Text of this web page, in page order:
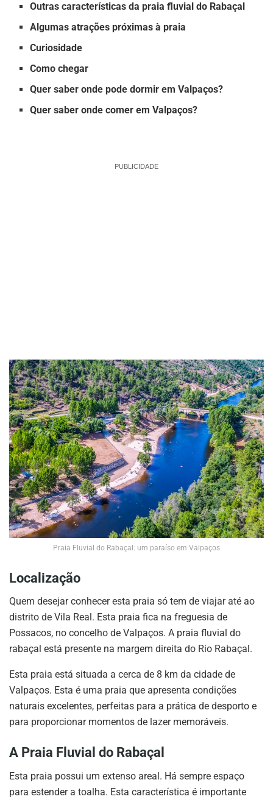
Outras características da praia fluvial do Rabaçal
Algumas atrações próximas à praia
Curiosidade
Como chegar
Quer saber onde pode dormir em Valpaços?
Quer saber onde comer em Valpaços?
PUBLICIDADE
Praia Fluvial do Rabaçal: um paraíso em Valpaços
Localização
Quem desejar conhecer esta praia só tem de viajar até ao
distrito de Vila Real. Esta praia fica na freguesia de
Possacos, no concelho de Valpaços. A praia fluvial do
rabaçal está presente na margem direita do Rio Rabaçal.
Esta praia está situada a cerca de 8 km da cidade de
Valpaços. Esta é uma praia que apresenta condições
naturais excelentes, perfeitas para a prática de desporto e
para proporcionar momentos de lazer memoráveis.
A Praia Fluvial do Rabaçal
Esta praia possui um extenso areal. Há sempre espaço
para estender a toalha. Esta característica é importante